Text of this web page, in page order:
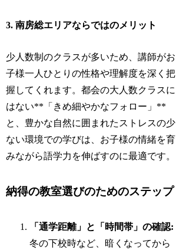
3. 南房総エリアならではのメリット
少人数制のクラスが多いため、講師がお
子様一人ひとりの性格や理解度を深く把
握してくれます。都会の大人数クラスに
はない**「きめ細やかなフォロー」**
と、豊かな自然に囲まれたストレスの少
ない環境での学びは、お子様の情緒を育
みながら語学力を伸ばすのに最適です。
納得の教室選びのためのステップ
「通学距離」と「時間帯」の確認:
冬の下校時など、暗くなってから